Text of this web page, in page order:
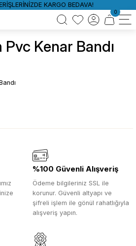
KARGO BEDAVA!
0
Kenar Bandı
%100 Güvenli Alışveriş
Ödeme bilgileriniz SSL ile
korunur. Güvenli altyapı ve
şifreli işlem ile gönül rahatlığıyla
alışveriş yapın.